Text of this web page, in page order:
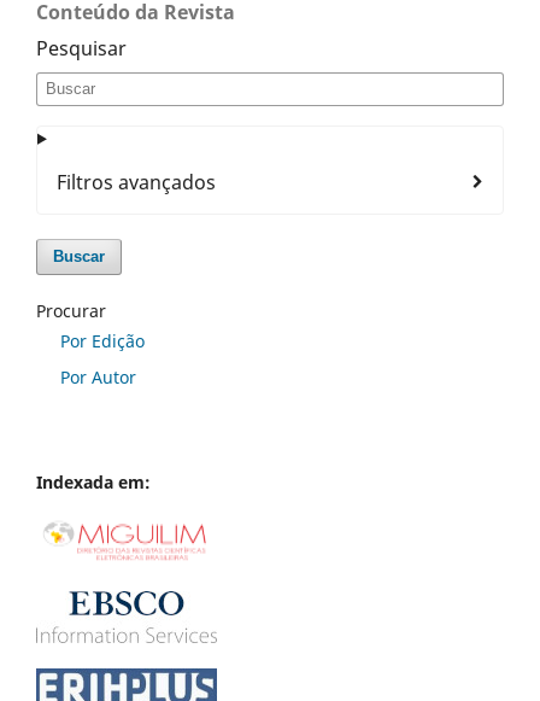
Conteúdo da Revista
Pesquisar
Filtros avançados
Buscar
Procurar
Por Edição
Por Autor
Indexada em: